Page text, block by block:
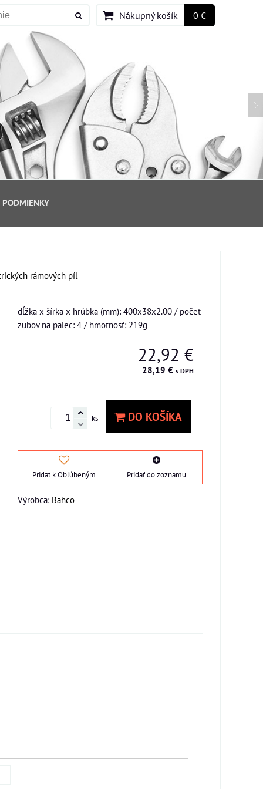
Nákupný košík 0 €
PODMIENKY
rámových píl
dĺžka x šírka x hrúbka (mm): 400x38x2.00 / počet
zubov na palec: 4 / hmotnosť: 219g
22,92 €
28,19 € s DPH
ks DO KOŠÍKA
Pridať k Obľúbeným Pridať do zoznamu
Výrobca: Bahco